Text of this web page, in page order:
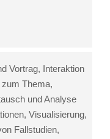
Vortrag, Interaktion
Thema,
und Analyse
Visualisierung,
Fallstudien,